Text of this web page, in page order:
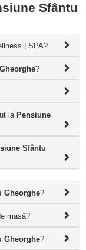
Sfântu
| SPA?
?
la Pensiune
Sfântu
Gheorghe?
masă?
Gheorghe?